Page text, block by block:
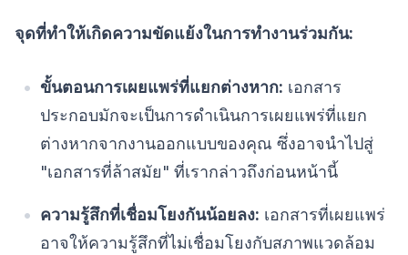
จุดที่ทำให้เกิดความขัดแย้งในการทำงานร่วมกัน:
ขั้นตอนการเผยแพร่ที่แยกต่างหาก: เอกสาร
ประกอบมักจะเป็นการดำเนินการเผยแพร่ที่แยก
ต่างหากจากงานออกแบบของคุณ ซึ่งอาจนำไปสู่
"เอกสารที่ล้าสมัย" ที่เรากล่าวถึงก่อนหน้านี้
ความรู้สึกที่เชื่อมโยงกันน้อยลง: เอกสารที่เผยแพร่
อาจให้ความรู้สึกที่ไม่เชื่อมโยงกับสภาพแวดล้อม